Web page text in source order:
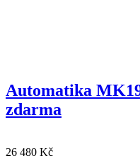
Automatika
zdarma
26 480 Kč